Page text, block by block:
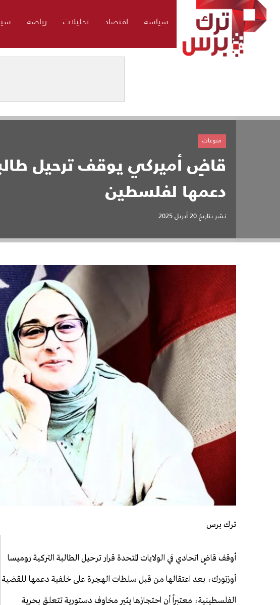
سياسة اقتصاد تحليلات رياضة
قاضٍ أميركي يوقف ترحيل
دعمها لفلسطين
نشر بتاريخ20 أبريل 2025
منوعات
ترك برس
أوقف قاضٍ اتحادي في الولايات المتحدة قرار ترحيل الطالبة التركية روميسا
أوزتورك، بعد اعتقالها من قبل سلطات الهجرة على خلفية دعمها للقضية
الفلسطينية، معتبراً أن احتجازها يثير مخاوف دستورية تتعلق بحرية